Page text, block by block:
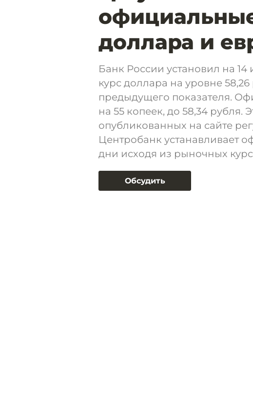
доллара и
Банк России установил на
курс доллара на уровне
предыдущего показателя.
на 55 копеек, до 58,34 рубля.
опубликованных на сайте
Центробанк устанавливает
дни исходя из рыночных
Обсудить